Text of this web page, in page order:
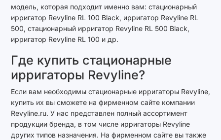
модель, которая подходит именно вам: стационарный
ирригатор Revyline RL 100 Black, ирригатор Revyline RL
500, стационарный ирригатор Revyline RL 500 Black,
ирригатор Revyline RL 100 и др.
Где купить стационарные
ирригаторы Revyline?
Если вам необходимы стационарные ирригаторы Revyline,
купить их вы сможете на фирменном сайте компании
Revyline.ru. У нас представлен полный ассортимент
продукции бренда, в том числе ирригаторы Revyline
других типов назначения. На фирменном сайте вы также